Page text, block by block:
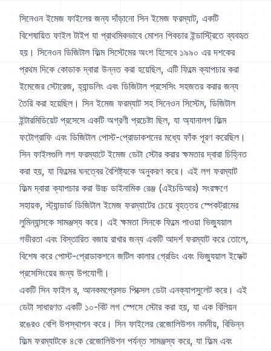
সিনেওন ইমেজ ফাইলের জন্য দাঁড়ানো সিন ইমেজ ফরম্যাট, একটি
বিশেষায়িত ফাইল টাইপ যা প্রাথমিকভাবে মোশন পিকচার ইন্ডাস্ট্রিতে ব্যবহৃত
হয়। সিনেওন ডিজিটাল ফিল্ম সিস্টেমের অংশ হিসেবে ১৯৯০ এর দশকের
প্রথম দিকে কোডাক দ্বারা উন্নত করা হয়েছিল, এটি ফিল্মে ক্যাপচার করা
ইমেজের স্টোরেজ, হ্যান্ডলিং এবং ডিজিটাল প্রসেসিং সহজতর করার জন্য
তৈরি করা হয়েছিল। সিন ইমেজ ফরম্যাট সহ সিনেওন সিস্টেম, ডিজিটাল
ইন্টারমিডিয়েট প্রসেসে একটি অগ্রণী প্রচেষ্টা ছিল, যা অ্যানালগ ফিল্ম
ফটোগ্রাফি এবং ডিজিটাল পোস্ট-প্রোডাকশনের মধ্যে ফাঁক পূরণ করেছিল।
সিন ফাইলগুলি লগ ফরম্যাটে ইমেজ ডেটা স্টোর করার ক্ষমতার দ্বারা চিহ্নিত
করা হয়, যা ফিল্মের ঘনত্বের বৈশিষ্ট্যকে অনুকরণ করে। এই লগ ফরম্যাট
ফিল্ম দ্বারা ক্যাপচার করা উচ্চ ডাইনামিক রেঞ্জ (এইচডিআর) সংরক্ষণে
সহায়ক, স্ট্যান্ডার্ড ডিজিটাল ইমেজ ফরম্যাটের চেয়ে বৃহত্তর স্পেকট্রামের
লুমিন্যান্সকে সামঞ্জস্য করে। এই ক্ষমতা সিনকে ফিল্মে পাওয়া ভিজ্যুয়াল
গভীরতা এবং বিস্তারিত বজায় রাখার জন্য একটি আদর্শ ফরম্যাট করে তোলে,
বিশেষ করে পোস্ট-প্রোডাকশনে জটিল কালার গ্রেডিং এবং ভিজ্যুয়াল ইফেক্ট
প্রসেসিংয়ের জন্য উপযোগী।
একটি সিন ফাইল র, আনকমপ্রেসড পিক্সেল ডেটা এনক্যাপসুলেট করে। এই
ডেটা সাধারণত একটি ১০-বিট লগ স্পেসে স্টোর করা হয়, যা এক বিলিয়ন
রঙেরও বেশি উপস্থাপন করে। সিন ফাইলের রেজোলিউশন নমনীয়, বিভিন্ন
ফিল্ম ফরম্যাটকে ৪কে রেজোলিউশন পর্যন্ত সামঞ্জস্য করে, যা ফিল্ম এবং